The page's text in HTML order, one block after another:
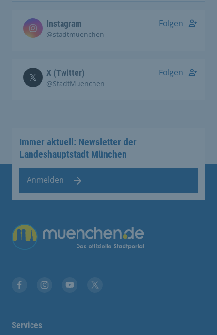
Instagram
@stadtmuenchen
Folgen
X (Twitter)
@StadtMuenchen
Folgen
Immer aktuell: Newsletter der
Landeshauptstadt München
Anmelden
Übergreifende Links
Services